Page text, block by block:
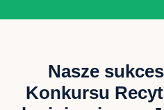
Nasze
Konkursu